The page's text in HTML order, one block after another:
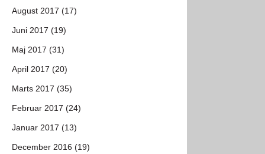
August 2017 (17)
Juni 2017 (19)
Maj 2017 (31)
April 2017 (20)
Marts 2017 (35)
Februar 2017 (24)
Januar 2017 (13)
December 2016 (19)